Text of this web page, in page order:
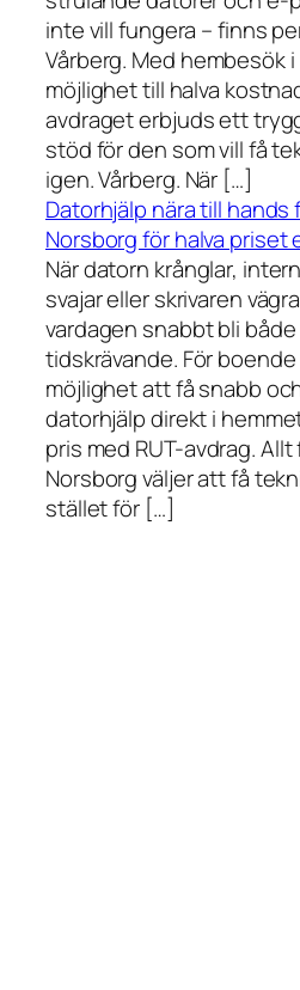
inte vill fungera – finns
Vårberg. Med hembesök
möjlighet till halva
avdraget erbjuds ett
stöd för den som vill få
igen. Vårberg. När […]
Datorhjälp nära till hands
Norsborg för halva priset
När datorn krånglar,
svajar eller skrivaren
vardagen snabbt bli
tidskrävande. För
möjlighet att få snabb
datorhjälp direkt i
pris med RUT-avdrag.
Norsborg väljer att få
stället för […]